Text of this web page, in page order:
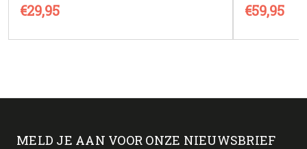
€29,95 €59,95
MELD JE AAN VOOR ONZE NIEUWSBRIEF